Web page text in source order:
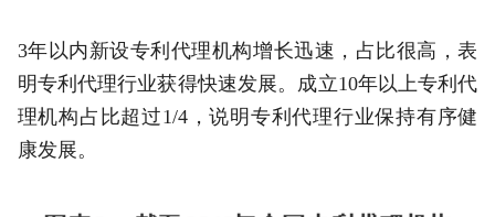
3年以内新设专利代理机构增长迅速，占比很高，表
明专利代理行业获得快速发展。成立10年以上专利代
理机构占比超过1/4，说明专利代理行业保持有序健
康发展。